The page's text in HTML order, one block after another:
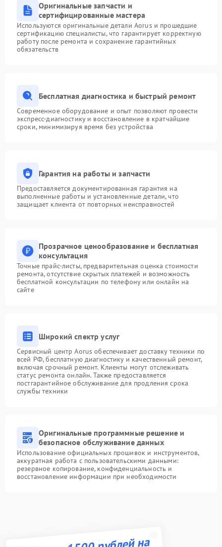
Оригинальные запчасти и
сертифицированные мастера
Используются оригинальные детали Aorus и прошедшие
сертификацию специалисты, что гарантирует корректную
работу после ремонта и сохранение гарантийных
обязательств
Бесплатная диагностика и быстрый ремонт
Современное оборудование и опыт позволяют провести
экспресс-диагностику и восстановление в кратчайшие
сроки, минимизируя время без устройства
Гарантия на работы и запчасти
Предоставляется документированная гарантия на
выполненные работы и установленные детали, что
защищает клиента от повторных неисправностей
Прозрачное ценообразование и бесплатная
консультация
Точные прайс-листы, предварительная оценка стоимости
ремонта, отсутствие скрытых платежей и возможность
бесплатной консультации по телефону или онлайн на
сайте
Широкий спектр услуг
Сервисный центр Aorus обеспечивает доставку техники по
всей РФ, бесплатную диагностику и качественный ремонт,
включая срочный ремонт. Клиенты могут отслеживать
статус ремонта онлайн. Также предоставляется
постгарантийное обслуживание для продления срока
службы техники
Оригинальные программные решение и
безопасное обслуживание данных
Использование официальных прошивок и инструментов,
аккуратная работа с пользовательскими данными:
резервное копирование, конфиденциальность и
восстановление информации при необходимости